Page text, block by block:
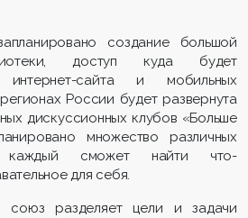
создание большой
доступ куда будет
сайта и мобильных
России будет развернута
дискуссионных клубов «Больше
множество различных
каждый сможет найти что-
для себя.
союз разделяет цели и задачи